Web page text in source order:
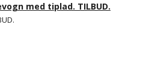
med tiplad. TILBUD.